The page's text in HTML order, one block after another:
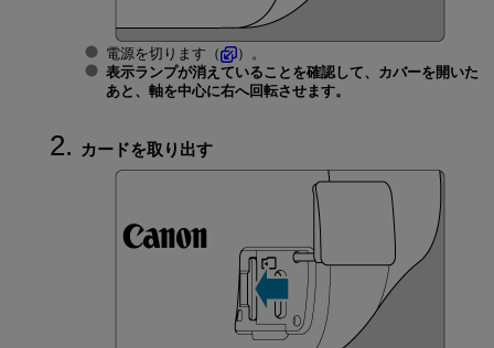
電源を切ります（
）。
表示ランプが消えていることを確認して、カバーを開いた
あと、軸を中心に右へ回転させます。
カードを取り出す